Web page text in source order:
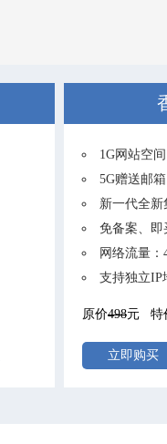
1G网站空间
5G赠送邮箱
新一代全新
免备案、即
网络流量：
支持独立IP
原价498元 特
立即购买